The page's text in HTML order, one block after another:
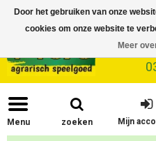
Menu zoeken Mijn
Door het gebruiken van onze
cookies om onze website te
Meer